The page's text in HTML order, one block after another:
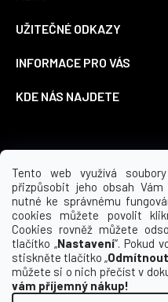
Tento web využívá
přizpůsobit jeho obsah
nutné ke správnému
cookies můžete povolit
Cookies rovněž můžete
tlačítko „Nastavení“. Pokud
stiskněte tlačítko „Odmítnout
můžete si o nich přečíst v
vám příjemný nákup!
UŽITEČNÉ ODKAZY
INFORMACE PRO VÁS
KDE NÁS NAJDETE